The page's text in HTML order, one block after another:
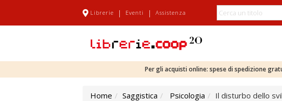
Librerie | Eventi | Assistenza
Per gli acquisti online: spese di spedizione
Home Saggistica Psicologia Il disturbo dello